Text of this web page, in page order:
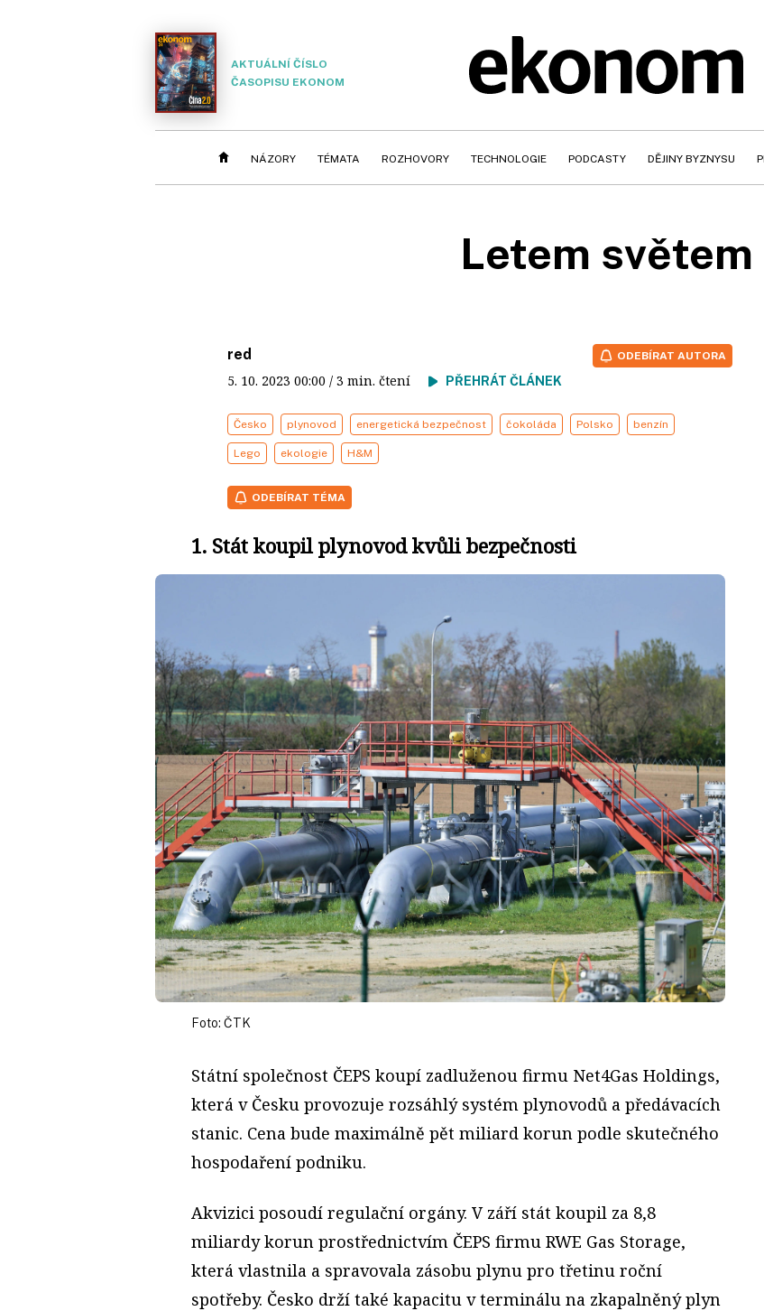
AKTUÁLNÍ ČÍSLO
ČASOPISU EKONOM
NÁZORY TÉMATA ROZHOVORY TECHNOLOGIE PODCASTY DĚJINY BYZNYSU
Letem světem
red
5. 10. 2023 00:00 / 3 min. čtení PŘEHRÁT ČLÁNEK
ODEBÍRAT AUTORA
Česko plynovod energetická bezpečnost čokoláda Polsko benzín
Lego ekologie H&M
ODEBÍRAT TÉMA
1. Stát koupil plynovod kvůli bezpečnosti
Foto: ČTK
Státní společnost ČEPS koupí zadluženou firmu Net4Gas Holdings,
která v Česku provozuje rozsáhlý systém plynovodů a předávacích
stanic. Cena bude maximálně pět miliard korun podle skutečného
hospodaření podniku.
Akvizici posoudí regulační orgány. V září stát koupil za 8,8
miliardy korun prostřednictvím ČEPS firmu RWE Gas Storage,
která vlastnila a spravovala zásobu plynu pro třetinu roční
spotřeby. Česko drží také kapacitu v terminálu na zkapalněný plyn